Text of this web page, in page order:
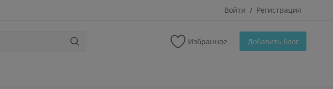
Войти / Регистрация
Избранное Добавить блог